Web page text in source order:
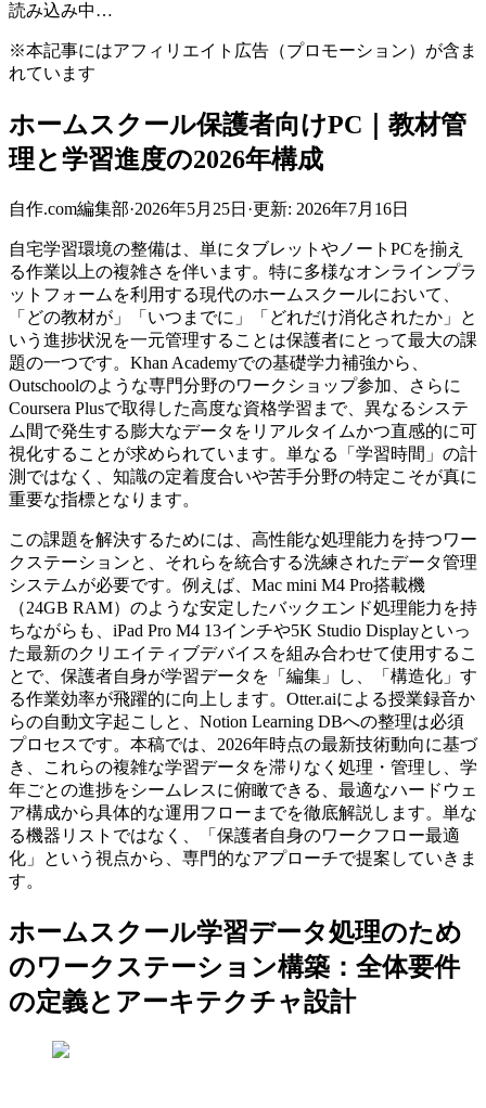
読み込み中…
※本記事にはアフィリエイト広告（プロモーション）が含ま
れています
ホームスクール保護者向けPC｜教材管
理と学習進度の2026年構成
自作.com編集部·2026年5月25日 ·更新: 2026年7月16日
自宅学習環境の整備は、単にタブレットやノートPCを揃え
る作業以上の複雑さを伴います。特に多様なオンラインプラ
ットフォームを利用する現代のホームスクールにおいて、
「どの教材が」「いつまでに」「どれだけ消化されたか」と
いう進捗状況を一元管理することは保護者にとって最大の課
題の一つです。Khan Academyでの基礎学力補強から、
Outschoolのような専門分野のワークショップ参加、さらに
Coursera Plusで取得した高度な資格学習まで、異なるシステ
ム間で発生する膨大なデータをリアルタイムかつ直感的に可
視化することが求められています。単なる「学習時間」の計
測ではなく、知識の定着度合いや苦手分野の特定こそが真に
重要な指標となります。
この課題を解決するためには、高性能な処理能力を持つワー
クステーションと、それらを統合する洗練されたデータ管理
システムが必要です。例えば、Mac mini M4 Pro搭載機
（24GB RAM）のような安定したバックエンド処理能力を持
ちながらも、iPad Pro M4 13インチや5K Studio Displayといっ
た最新のクリエイティブデバイスを組み合わせて使用するこ
とで、保護者自身が学習データを「編集」し、「構造化」す
る作業効率が飛躍的に向上します。Otter.aiによる授業録音か
らの自動文字起こしと、Notion Learning DBへの整理は必須
プロセスです。本稿では、2026年時点の最新技術動向に基づ
き、これらの複雑な学習データを滞りなく処理・管理し、学
年ごとの進捗をシームレスに俯瞰できる、最適なハードウェ
ア構成から具体的な運用フローまでを徹底解説します。単な
る機器リストではなく、「保護者自身のワークフロー最適
化」という視点から、専門的なアプローチで提案していきま
す。
ホームスクール学習データ処理のため
のワークステーション構築：全体要件
の定義とアーキテクチャ設計